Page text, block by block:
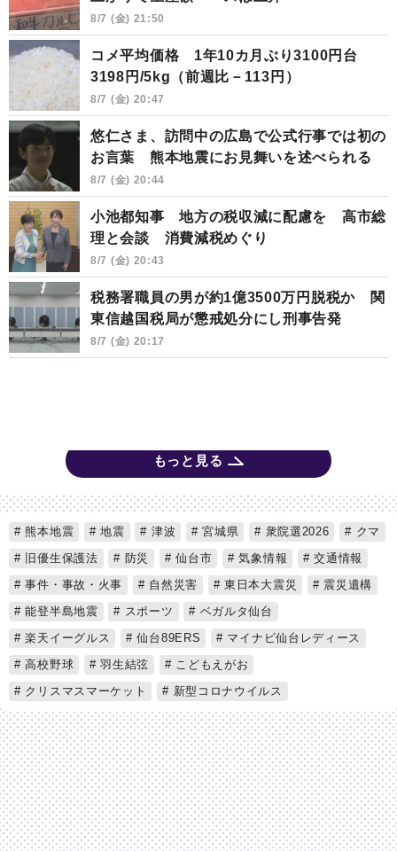
8/7 (金) 21:50
コメ平均価格 1年10カ月ぶり3100円台
3198円/5kg（前週比－113円）
8/7 (金) 20:47
悠仁さま、訪問中の広島で公式行事では初の
お言葉 熊本地震にお見舞いを述べられる
8/7 (金) 20:44
小池都知事 地方の税収減に配慮を 高市総
理と会談 消費減税めぐり
8/7 (金) 20:43
税務署職員の男が約1億3500万円脱税か 関
東信越国税局が懲戒処分にし刑事告発
8/7 (金) 20:17
もっと見る
熊本地震 地震 津波 宮城県 衆院選2026
クマ
旧優生保護法
防災 仙台市 気象情報
交通情報
事件・事故・火事
自然災害 東日本大震災
震災遺構
能登半島地震
スポーツ
ベガルタ仙台
楽天イーグルス
仙台89ERS
マイナビ仙台レディース
高校野球
羽生結弦
こどもえがお
クリスマスマーケット
新型コロナウイルス